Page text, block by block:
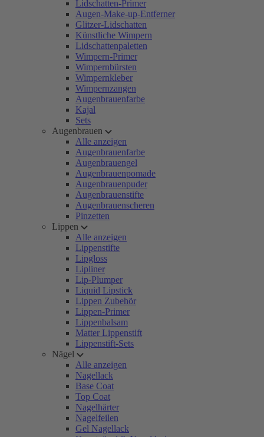
Lidschatten-Primer
Augen-Make-up-Entferner
Glitzer-Lidschatten
Künstliche Wimpern
Lidschattenpaletten
Wimpern-Primer
Wimpernbürsten
Wimpernkleber
Wimpernzangen
Augenbrauenfarbe
Kajal
Sets
Augenbrauen
Alle anzeigen
Augenbrauenfarbe
Augenbrauengel
Augenbrauenpomade
Augenbrauenpuder
Augenbrauenstifte
Augenbrauenscheren
Pinzetten
Lippen
Alle anzeigen
Lippenstifte
Lipgloss
Lipliner
Lip-Plumper
Liquid Lipstick
Lippen Zubehör
Lippen-Primer
Lippenbalsam
Matter Lippenstift
Lippenstift-Sets
Nägel
Alle anzeigen
Nagellack
Base Coat
Top Coat
Nagelhärter
Nagelfeilen
Gel Nagellack